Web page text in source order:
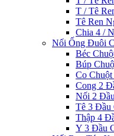
T / Tê
Tê Ren
Chia 4 /
Nối Ống Đuôi
Béc
Búp
Co
Cong 2
Nối 2
Tê 3 Đầu
Thập 4
Y 3 Đầu